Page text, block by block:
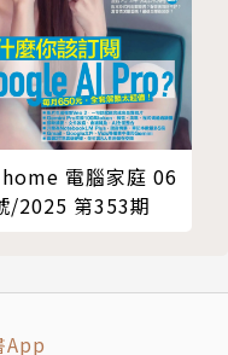
home 電腦家庭 06
/2025 第353期
App